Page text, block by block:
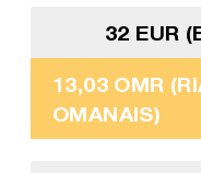
32 EUR
13,03 OMR
OMANAIS)